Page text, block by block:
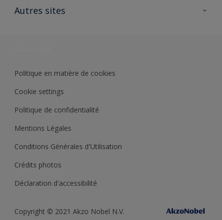
Ouvrir un magasin PASS
Autres sites
Politique en matière de cookies
Cookie settings
Politique de confidentialité
Mentions Légales
Conditions Générales d'Utilisation
Crédits photos
Déclaration d'accessibilité
Copyright © 2021 Akzo Nobel N.V.